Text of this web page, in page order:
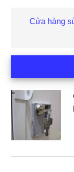
Bài
Cửa hàng
chính